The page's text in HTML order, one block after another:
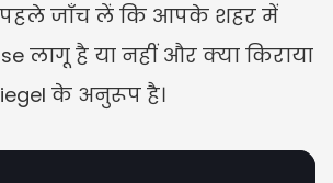
पहले जाँच लें कि आपके शहर में
लागू है या नहीं और क्या किराया
के अनुरूप है।